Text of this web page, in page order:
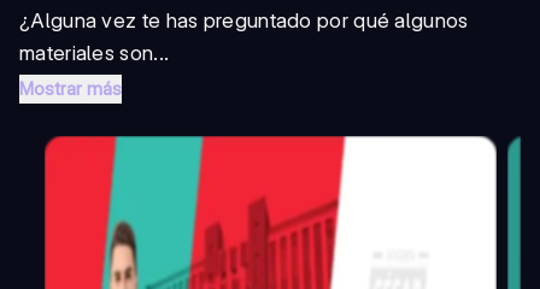
¿Alguna vez te has preguntado por qué algunos
materiales son...
Mostrar más